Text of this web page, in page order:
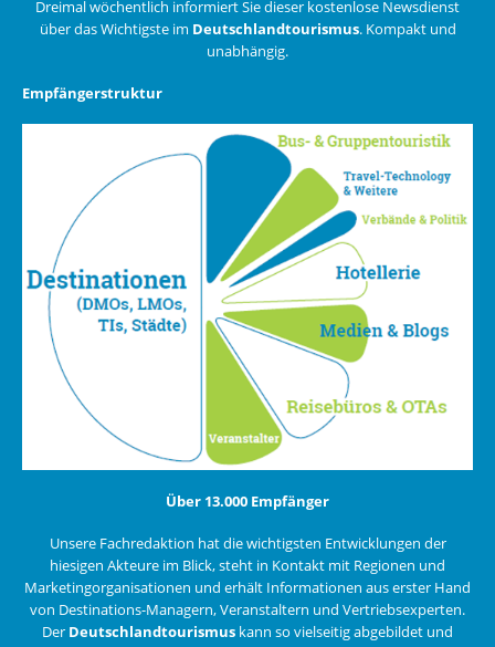
Dreimal wöchentlich informiert Sie dieser kostenlose Newsdienst
über das Wichtigste im Deutschlandtourismus. Kompakt und
unabhängig.
Empfängerstruktur
Über 13.000 Empfänger
Unsere Fachredaktion hat die wichtigsten Entwicklungen der
hiesigen Akteure im Blick, steht in Kontakt mit Regionen und
Marketingorganisationen und erhält Informationen aus erster Hand
von Destinations-Managern, Veranstaltern und Vertriebsexperten.
Der Deutschlandtourismus kann so vielseitig abgebildet und